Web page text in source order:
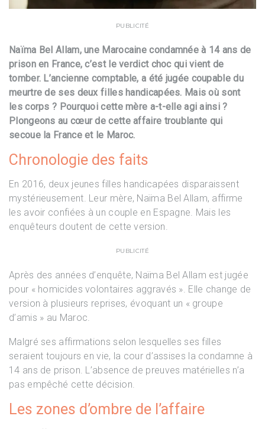
PUBLICITÉ
Naïma Bel Allam, une Marocaine condamnée à 14 ans de
prison en France, c’est le verdict choc qui vient de
tomber. L’ancienne comptable, a été jugée coupable du
meurtre de ses deux filles handicapées. Mais où sont
les corps ? Pourquoi cette mère a-t-elle agi ainsi ?
Plongeons au cœur de cette affaire troublante qui
secoue la France et le Maroc.
Chronologie des faits
En 2016, deux jeunes filles handicapées disparaissent
mystérieusement. Leur mère, Naïma Bel Allam, affirme
les avoir confiées à un couple en Espagne. Mais les
enquêteurs doutent de cette version.
PUBLICITÉ
Après des années d’enquête, Naïma Bel Allam est jugée
pour « homicides volontaires aggravés ». Elle change de
version à plusieurs reprises, évoquant un « groupe
d’amis » au Maroc.
Malgré ses affirmations selon lesquelles ses filles
seraient toujours en vie, la cour d’assises la condamne à
14 ans de prison. L’absence de preuves matérielles n’a
pas empêché cette décision.
Les zones d’ombre de l’affaire